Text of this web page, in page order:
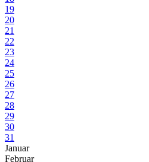
19
20
21
22
23
24
25
26
27
28
29
30
31
Januar
Februar